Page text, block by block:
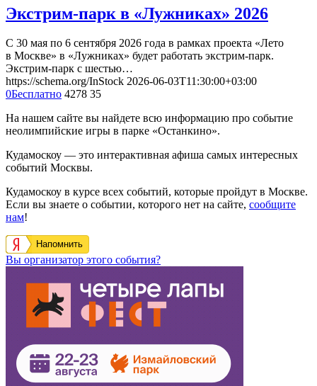
Экстрим-парк в «Лужниках» 2026
С 30 мая по 6 сентября 2026 года в рамках проекта «Лето
в Москве» в «Лужниках» будет работать экстрим-парк.
Экстрим-парк с шестью…
https://schema.org/InStock 2026-06-03T11:30:00+03:00
0Бесплатно 4278 35
На нашем сайте вы найдете всю информацию про событие
неолимпийские игры в парке «Останкино».
Кудамоскоу — это интерактивная афиша самых интересных
событий Москвы.
Кудамоскоу в курсе всех событий, которые пройдут в Москве.
Если вы знаете о событии, которого нет на сайте, сообщите
нам!
Напомнить
Вы организатор этого события?